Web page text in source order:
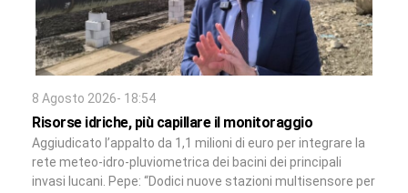
8 Agosto 2026- 18:54
Risorse idriche, più capillare il monitoraggio
Aggiudicato l’appalto da 1,1 milioni di euro per integrare la
rete meteo-idro-pluviometrica dei bacini dei principali
invasi lucani. Pepe: “Dodici nuove stazioni multisensore per